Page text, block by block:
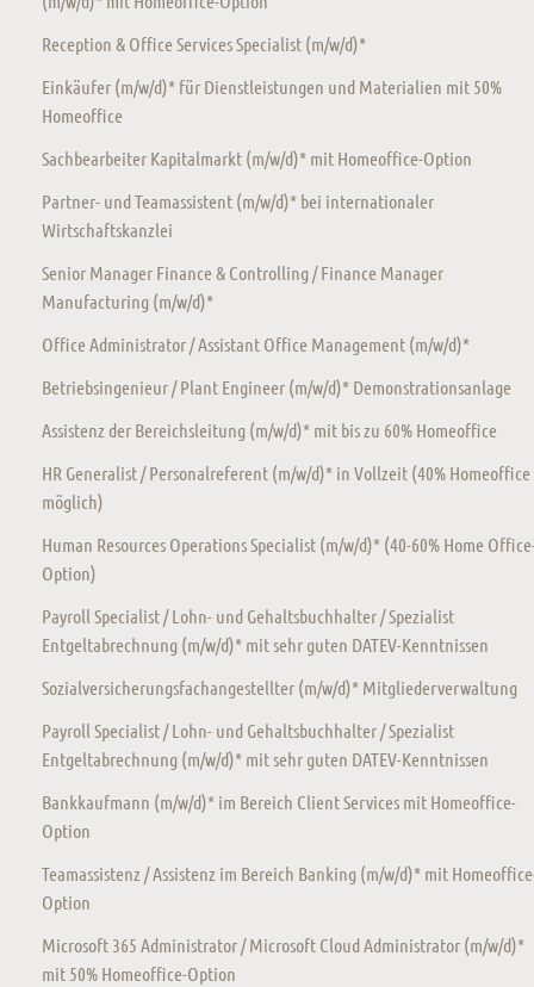
Reception & Office Services Specialist (m/w/d)*
Einkäufer (m/w/d)* für Dienstleistungen und Materialien mit 50%
Homeoffice
Sachbearbeiter Kapitalmarkt (m/w/d)* mit Homeoffice-Option
Partner- und Teamassistent (m/w/d)* bei internationaler
Wirtschaftskanzlei
Senior Manager Finance & Controlling / Finance Manager
Manufacturing (m/w/d)*
Office Administrator / Assistant Office Management (m/w/d)*
Betriebsingenieur / Plant Engineer (m/w/d)* Demonstrationsanlage
Assistenz der Bereichsleitung (m/w/d)* mit bis zu 60% Homeoffice
HR Generalist / Personalreferent (m/w/d)* in Vollzeit (40% Homeoffice
möglich)
Human Resources Operations Specialist (m/w/d)* (40-60% Home
Option)
Payroll Specialist / Lohn- und Gehaltsbuchhalter / Spezialist
Entgeltabrechnung (m/w/d)* mit sehr guten DATEV-Kenntnissen
Sozialversicherungsfachangestellter (m/w/d)* Mitgliederverwaltung
Payroll Specialist / Lohn- und Gehaltsbuchhalter / Spezialist
Entgeltabrechnung (m/w/d)* mit sehr guten DATEV-Kenntnissen
Bankkaufmann (m/w/d)* im Bereich Client Services mit Homeoffice-
Option
Teamassistenz / Assistenz im Bereich Banking (m/w/d)* mit
Option
Microsoft 365 Administrator / Microsoft Cloud Administrator (m/w/d)*
mit 50% Homeoffice-Option